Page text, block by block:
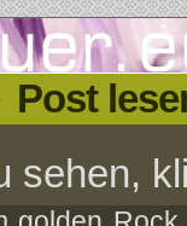
Post
sehen,